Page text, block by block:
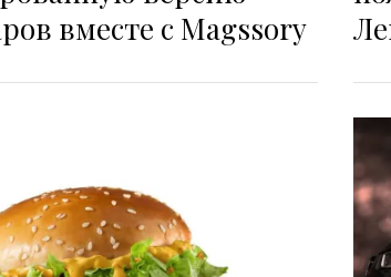
вместе с Magssory